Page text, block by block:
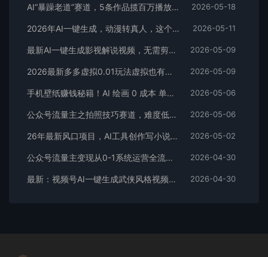
AI“暴躁老道”赛道，5条作品揽百万播放！（附变现全攻略） 2026-05-18
2026年AI一键生成，动漫转真人，这个月靠这个AI赚了2W+ 2026-05-11
最新AI一键生成影视解说视频，无需剪辑3分钟1条，条条爆款，多平台变现日入2000+ 2026-05-09
2026最新多多虚拟0.01玩法虚拟也有新门路轻松日入2500! 2026-05-09
手机壁纸赚钱秘籍！AI 绘画 0 成本 单店狂销 3.8 万单 2026-05-06
公众号流量主之拍照技巧赛道，难度低+流量大，起号第一篇就爆了10w阅读！ 2026-05-06
26年最新风口项目，AI工具创作写小说，轻松实现日入1000+ 2026-05-02
公众号流量主变现从0-1系统运营全流程讲解！ 2026-04-30
最新：视频号AI一键生成武侠风格视频，狂撸视频号分成收益，学完轻松日入1000+ 2026-04-30